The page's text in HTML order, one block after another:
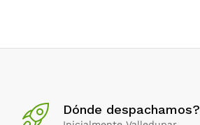
Dónde despachamos?